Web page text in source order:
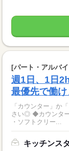
[パート・アルバ
週1日、1日
最優先で働け
「カウンター」か
さい◎ ◆カウンタースタッフ ・レジでの接客、注文 ・ドリンク作り
・ソフトクリー...
キッチンス